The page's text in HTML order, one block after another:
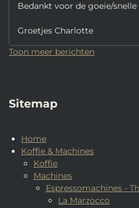
Bedankt voor de goeie/
Groetjes Charlotte
Toon meer berichten
Sitemap
Home
Koffie & Machines
Koffie
Machines
Espressomachines -
La Marzocco